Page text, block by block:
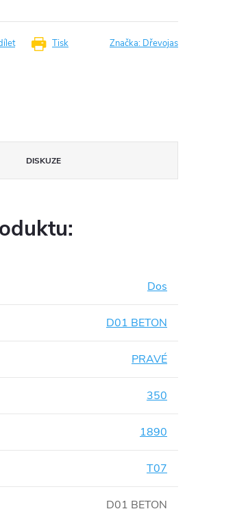
Tisk Značka: Dřevojas
DISKUZE
Dos
D01 BETON
PRAVÉ
350
1890
T07
D01 BETON